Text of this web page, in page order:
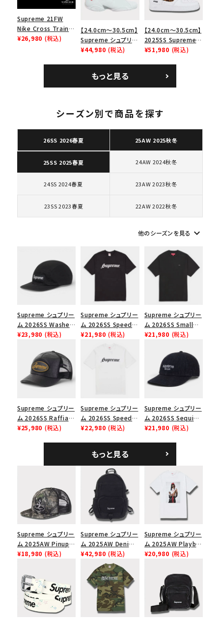
キーワードから探す
search
人気ワード 2026SS
Tシャツ・ロングスリーブ
キャップ・ハット
パーカー・クルーネック
ショルダー・ウエストバッグ
ボックスロゴ ブラックスウェット
カテゴリーから探す
コラボレーションブランドから探す
並び順
円 ～
円
在庫のない商品を表示する
Supreme 21FW
Nike Cross Trainer
Low ナイキクロスト
¥26,980 (税込)
【24.0cm～30.5cm】
Supreme シュプリー
ム 2023AW Nike
カー ホワイト 白
¥44,980 (税込)
【24.0cm～30.5cm】
2025SS Supreme
GOODENOUGH
ムグッドイナフ ナイキ
エアフォース１スニー
ト
¥51,980 (税込)
もっと見る
シーズン別で商品を探す
26SS 2026春夏 25AW 2025秋冬
25SS 2025春夏 24AW 2024秋冬
24SS 2024春夏 23AW 2023秋冬
23SS 2023春夏 22AW 2022秋冬
他のシーズンを見る keyboard_arrow_down
Supreme シュプリー
ム 2026SS Washed
Chino Twill Camp
ノツイル キャンプキャ
ップ ブラック
¥23,980 (税込)
Supreme シュプリー
ム 2026SS Speed
Tee スピードTシャツ
¥21,980 (税込)
Supreme シュプリー
ム 2026SS Small
Box Tee スモールボ
¥21,980 (税込)
Supreme シュプリー
ム 2026SS Raffia
Mesh Back 5-Panel
¥25,980 (税込)
Supreme シュプリー
ム 2026SS Speed
Tee スピードTシャツ
¥22,980 (税込)
Supreme シュプリー
ム 2026SS Sequin
Denim Classic
シックロゴ 6パネルキ
ャップ ブラック
¥21,980 (税込)
もっと見る
Supreme シュプリー
ム 2025AW Pinup
Mesh Back 5-Panel
ュバック 5パネルキャ
ップ トゥルーティン
バーHTC フォールカ
¥18,980 (税込)
Supreme シュプリー
ム 2025AW Denim
Backpack デニム バ
ックパック ブラック
¥42,980 (税込)
Supreme シュプリー
ム 2025AW Playboi
Carti Tee プレイボ
¥20,980 (税込)